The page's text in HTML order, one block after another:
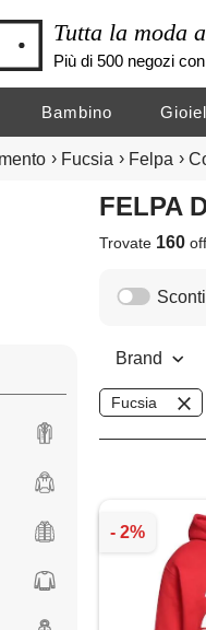
Tutta la moda
Più di 500 negozi
Bambino
› Fucsia › Felpa ›
FELPA
Trovate 160
Sconti
Brand
Fucsia